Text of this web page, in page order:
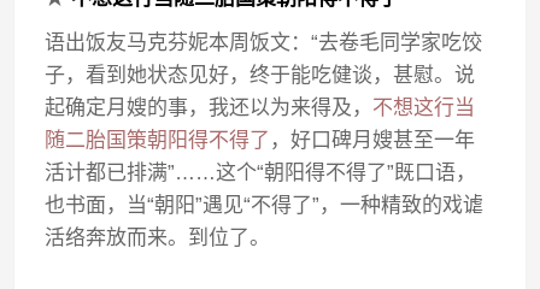
语出饭友马克芬妮本周饭文：“去卷毛同学家吃饺
子，看到她状态见好，终于能吃健谈，甚慰。说
起确定月嫂的事，我还以为来得及， 不想这行当
随二胎国策朝阳得不得了 ，好口碑月嫂甚至一年
活计都已排满”……这个“朝阳得不得了”既口语，
也书面，当“朝阳”遇见“不得了”，一种精致的戏谑
活络奔放而来。到位了。